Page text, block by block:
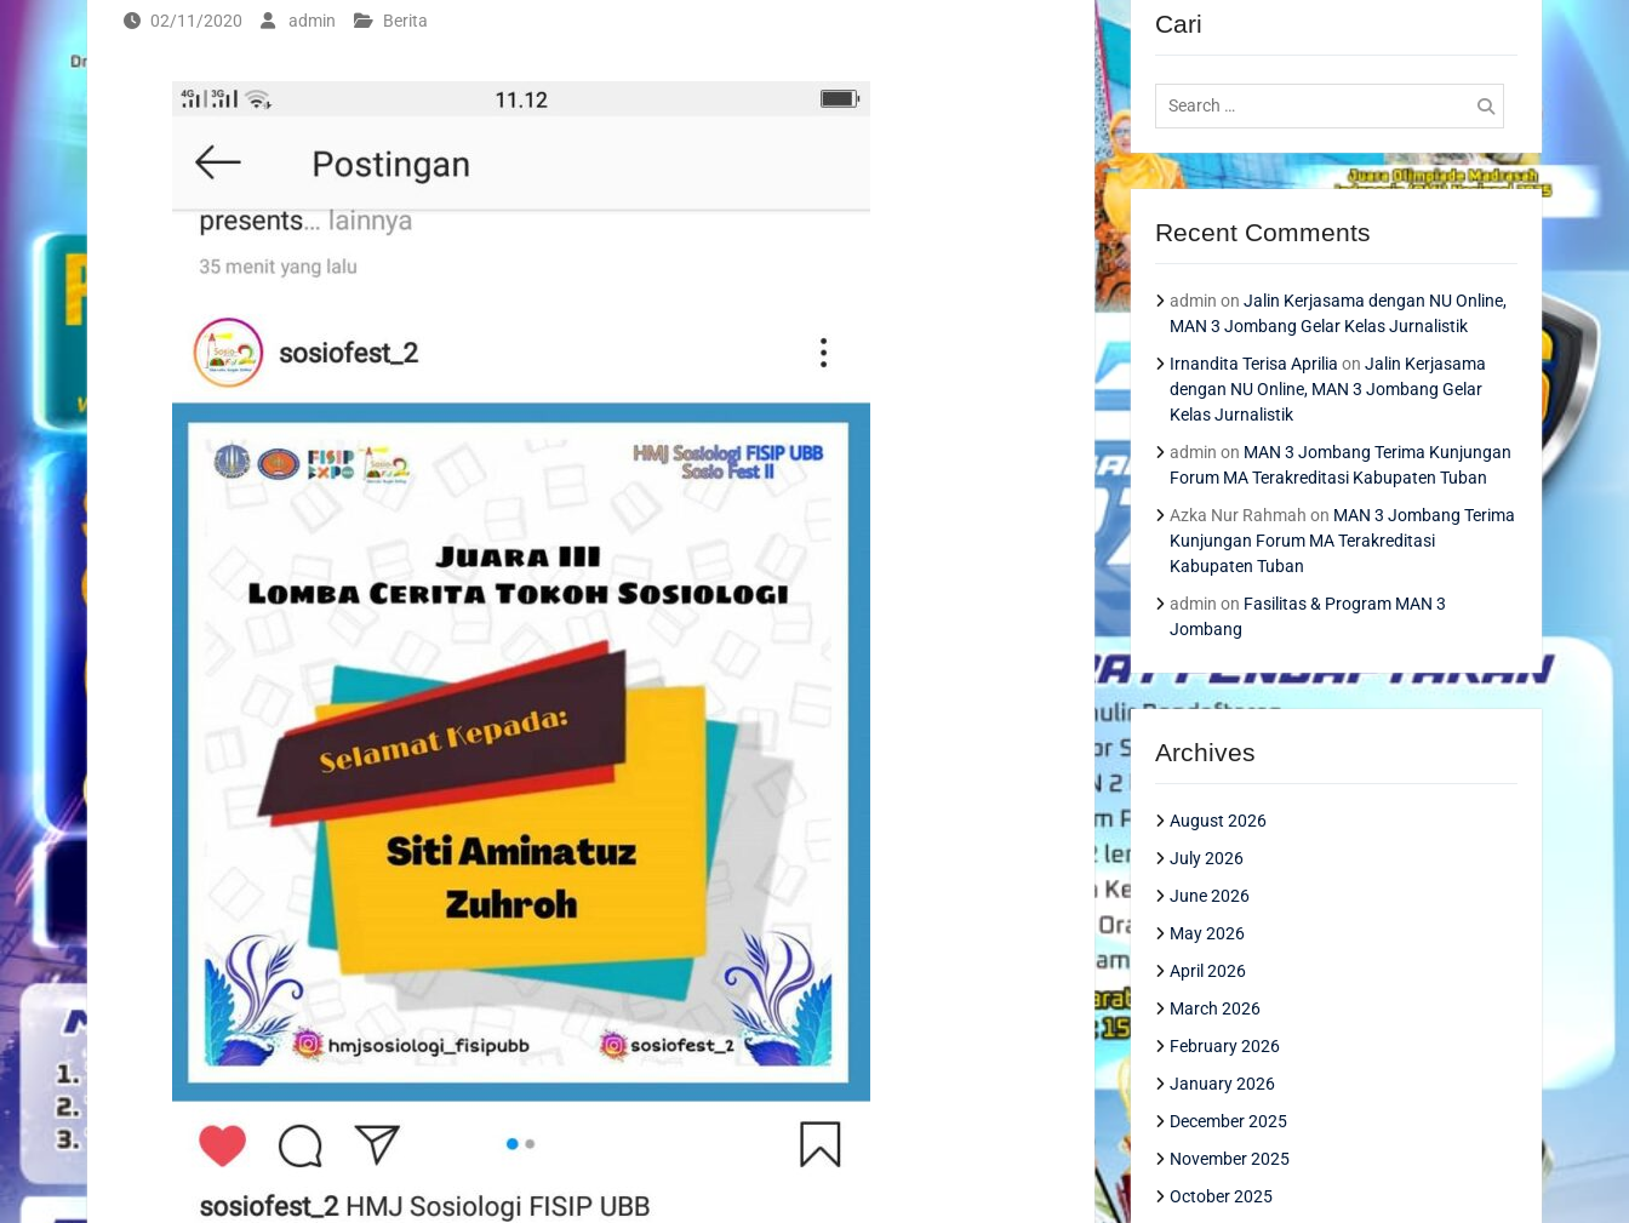
02/11/2020 admin Berita Cari
Search
for:
Recent Comments
admin on Jalin Kerjasama dengan NU Online,
MAN 3 Jombang Gelar Kelas Jurnalistik
Irnandita Terisa Aprilia on Jalin Kerjasama
dengan NU Online, MAN 3 Jombang Gelar
Kelas Jurnalistik
admin on MAN 3 Jombang Terima Kunjungan
Forum MA Terakreditasi Kabupaten Tuban
Azka Nur Rahmah on MAN 3 Jombang Terima
Kunjungan Forum MA Terakreditasi
Kabupaten Tuban
admin on Fasilitas & Program MAN 3
Jombang
Archives
August 2026
July 2026
June 2026
May 2026
April 2026
March 2026
February 2026
January 2026
December 2025
November 2025
October 2025